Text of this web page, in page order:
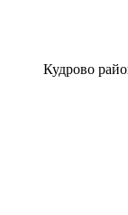
Кудрово